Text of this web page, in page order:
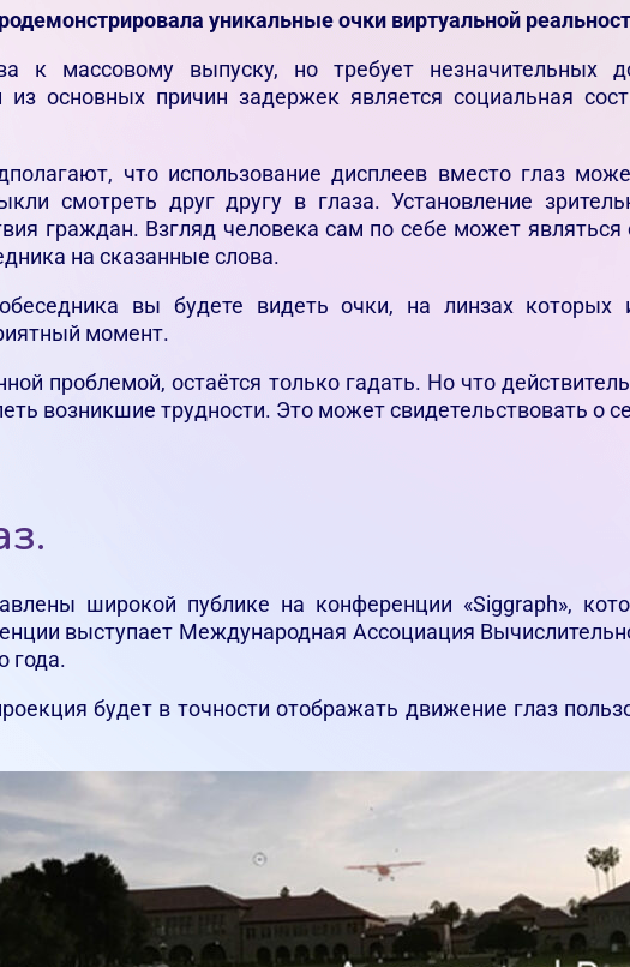
уникальные очки виртуальной
к массовому выпуску, но требует незначительных
основных причин задержек является социальная
что использование дисплеев вместо глаз
смотреть друг другу в глаза. Установление
граждан. Взгляд человека сам по себе может
на сказанные слова.
вы будете видеть очки, на линзах
момент.
проблемой, остаётся только гадать. Но что
возникшие трудности. Это может свидетельствовать о
широкой публике на конференции «Siggraph»,
выступает Международная Ассоциация
года.
будет в точности отображать движение глаз